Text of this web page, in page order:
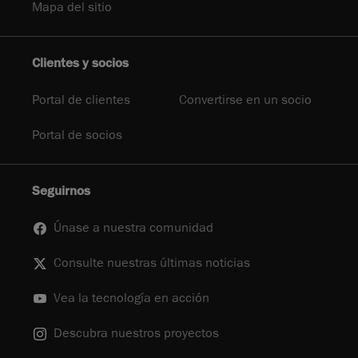
Mapa del sitio
Clientes y socios
Portal de clientes Convertirse en un socio
Portal de socios
Seguirnos
Únase a nuestra comunidad
Consulte nuestras últimas noticias
Vea la tecnología en acción
Descubra nuestros proyectos